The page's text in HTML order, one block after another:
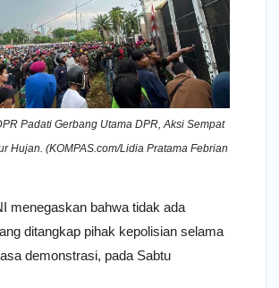
Padati Gerbang Utama DPR, Aksi Sempat
Hujan. (KOMPAS.com/Lidia Pratama Febrian
menegaskan bahwa tidak ada
ditangkap pihak kepolisian selama
demonstrasi, pada Sabtu